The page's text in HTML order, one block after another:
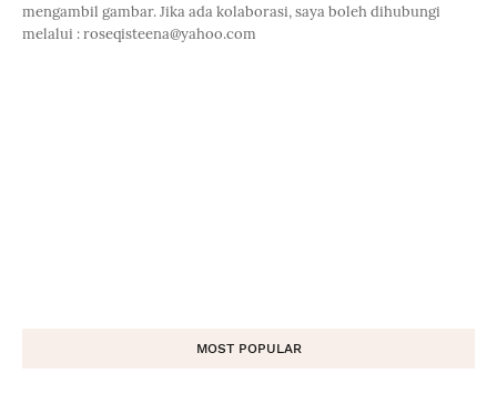
mengambil gambar. Jika ada kolaborasi, saya boleh dihubungi
melalui : roseqisteena@yahoo.com
MOST POPULAR